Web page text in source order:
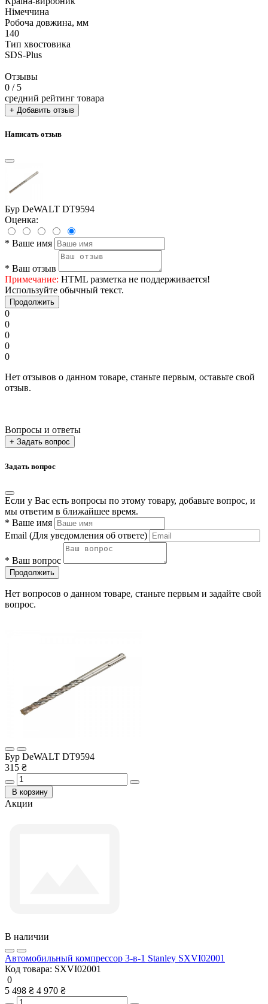
Німеччина
Робоча довжина, мм
140
Тип хвостовика
SDS-Plus
Отзывы
0 / 5
средний рейтинг товара
+ Добавить отзыв
Написать отзыв
Бур DeWALT DT9594
Оценка:
* Ваше имя
* Ваш отзыв
Примечание: HTML разметка не поддерживается!
Используйте обычный текст.
Продолжить
0
0
0
0
0
Нет отзывов о данном товаре, станьте первым, оставьте свой
отзыв.
Вопросы и ответы
+ Задать вопрос
Задать вопрос
Если у Вас есть вопросы по этому товару, добавьте вопрос, и
мы ответим в ближайшее время.
* Ваше имя
Email (Для уведомления об ответе)
* Ваш вопрос
Продолжить
Нет вопросов о данном товаре, станьте первым и задайте свой
вопрос.
Бур DeWALT DT9594
315 ₴
В корзину
Акции
В наличии
Автомобильный компрессор 3-в-1 Stanley SXVI02001
Код товара: SXVI02001
0
5 498 ₴ 4 970 ₴